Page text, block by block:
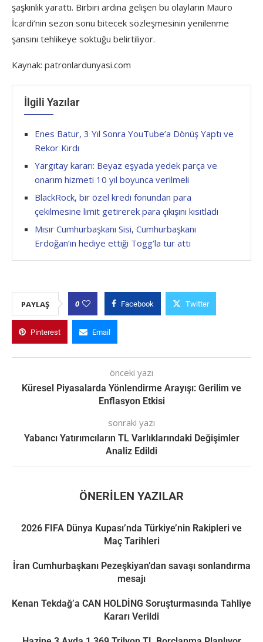
şaşkınlık yarattı. Birbiri ardına gelişen bu olayların Mauro
İcardi’nin sezon sonu bitecek sözleşmesinin yenilenme
şansını tehlikeye soktuğu belirtiliyor.
Kaynak: patronlardunyasi.com
İlgili Yazılar
Enes Batur, 3 Yıl Sonra YouTube’a Dönüş Yaptı ve
Rekor Kırdı
Yargıtay kararı: Beyaz eşyada yedek parça ve
onarım hizmeti 10 yıl boyunca verilmeli
BlackRock, bir özel kredi fonundan para
çekilmesine limit getirerek para çıkışını kısıtladı
Mısır Cumhurbaşkanı Sisi, Cumhurbaşkanı
Erdoğan’ın hediye ettiği Togg’la tur attı
PAYLAŞ 0 Facebook Twitter
Pinterest Email
önceki yazı
Küresel Piyasalarda Yönlendirme Arayışı: Gerilim ve
Enflasyon Etkisi
sonraki yazı
Yabancı Yatırımcıların TL Varlıklarındaki Değişimler
Analiz Edildi
ÖNERILEN YAZILAR
2026 FIFA Dünya Kupası’nda Türkiye’nin Rakipleri ve
Maç Tarihleri
İran Cumhurbaşkanı Pezeşkiyan’dan savaşı sonlandırma
mesajı
Kenan Tekdağ’a CAN HOLDİNG Soruşturmasında Tahliye
Kararı Verildi